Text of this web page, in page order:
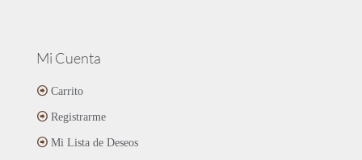
Mi Cuenta
Carrito
Registrarme
Mi Lista de Deseos